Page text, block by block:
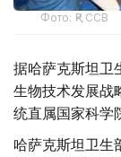
Фото: ҚР ССВ
据哈萨克斯坦卫
生物技术发展战
统直属国家科学
哈萨克斯坦卫生